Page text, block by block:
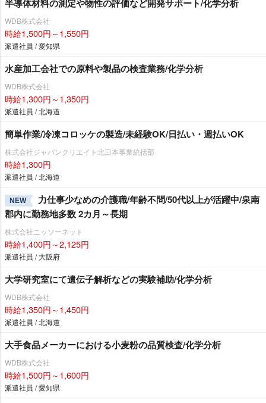
半導体材料の測定や物性の評価など開発サポート/化学分析
WDB株式会社
時給1,500円～1,550円
派遣社員 / 愛知県
水産加工会社での原料や製品の検査業務/化学分析
WDB株式会社
時給1,300円～1,350円
派遣社員 / 北海道
簡単作業/冷凍コロッケの製造/未経験OK/日払い・週払いOK
株式会社ジャパンクリエイト北日本事業統括部
時給1,300円
派遣社員 / 北海道
NEW
力仕事少なめの介護職/年齢不問/50代以上が活躍中/泉南
郡内に勤務地多数 2カ月～長期
株式会社ニッソーネット
時給1,400円～2,125円
派遣社員 / 大阪府
大学研究室にて遺伝子解析などの実験補助/化学分析
WDB株式会社
時給1,350円～1,450円
派遣社員 / 北海道
大手食品メーカーにおける小麦粉の品質検査/化学分析
WDB株式会社
時給1,500円～1,600円
派遣社員 / 愛知県